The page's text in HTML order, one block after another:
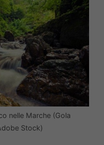
nelle Marche (Gola
Stock)